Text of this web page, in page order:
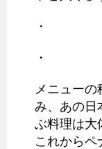
・
・
メニューの
み、あの日
ぶ料理は大
これからペ